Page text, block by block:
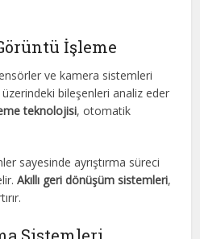
İşleme
ve kamera sistemleri
bileşenleri analiz eder
teknolojisi, otomatik
sayesinde ayrıştırma süreci
Akıllı geri dönüşüm sistemleri,